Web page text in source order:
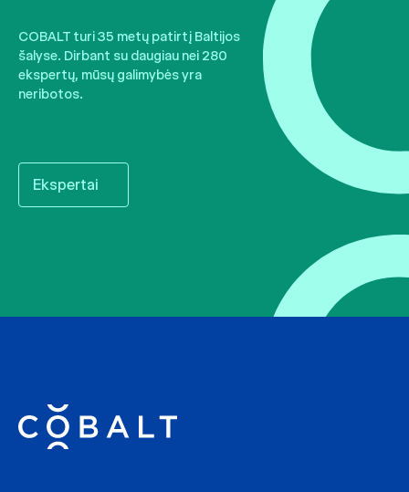
COBALT turi 35 metų patirtį Baltijos
šalyse. Dirbant su daugiau nei 280
ekspertų, mūsų galimybės yra
neribotos.
Ekspertai